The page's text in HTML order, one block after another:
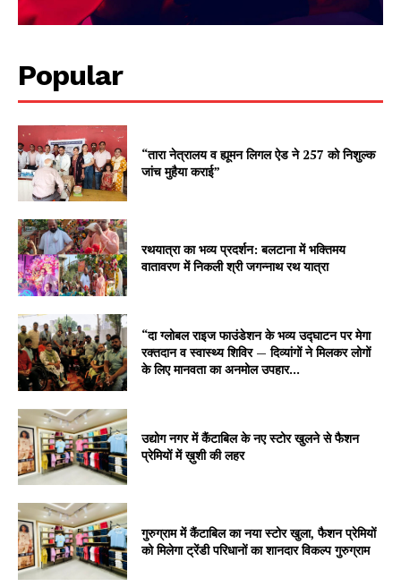
Popular
“तारा नेत्रालय व ह्यूमन लिगल ऐड ने 257 को निशुल्क
जांच मुहैया कराई”
रथयात्रा का भव्य प्रदर्शन: बलटाना में भक्तिमय
वातावरण में निकली श्री जगन्नाथ रथ यात्रा
“दा ग्लोबल राइज फाउंडेशन के भव्य उद्घाटन पर मेगा
रक्तदान व स्वास्थ्य शिविर — दिव्यांगों ने मिलकर लोगों
के लिए मानवता का अनमोल उपहार...
उद्योग नगर में कैंटाबिल के नए स्टोर खुलने से फैशन
प्रेमियों में ख़ुशी की लहर
गुरुग्राम में कैंटाबिल का नया स्टोर खुला, फैशन प्रेमियों
को मिलेगा ट्रेंडी परिधानों का शानदार विकल्प गुरुग्राम